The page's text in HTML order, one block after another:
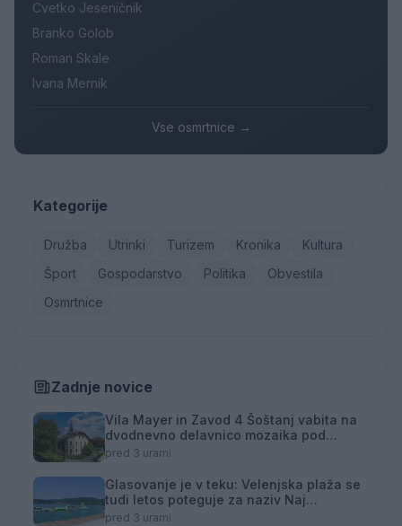
Cvetko Jeseničnik
Branko Golob
Roman Skale
Ivana Mernik
Vse osmrtnice →
Kategorije
Družba Utrinki Turizem Kronika
Kultura
Šport
Gospodarstvo Politika
Obvestila
Osmrtnice
Zadnje novice
Vila Mayer in Zavod 4 Šoštanj vabita na
dvodnevno delavnico mozaika pod
mentorstvom Mojce Marije Černivšek
pred 3 urami
Glasovanje je v teku: Velenjska plaža se
tudi letos poteguje za naziv Naj
kopališče
pred 3 urami